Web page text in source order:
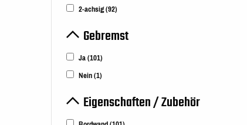
2-achsig(92)
Gebremst
Ja(101)
Nein(1)
Eigenschaften / Zubehör